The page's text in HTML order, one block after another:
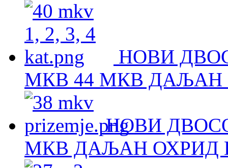
НОВИ
МКВ 44 МКВ ДАЉАН
НОВИ
МКВ ДАЉАН ОХРИД